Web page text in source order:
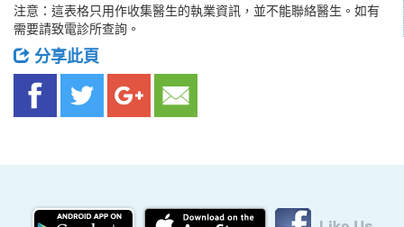
注意：這表格只用作收集醫生的執業資訊，並不能聯絡醫生。如有
需要請致電診所查詢。
分享此頁